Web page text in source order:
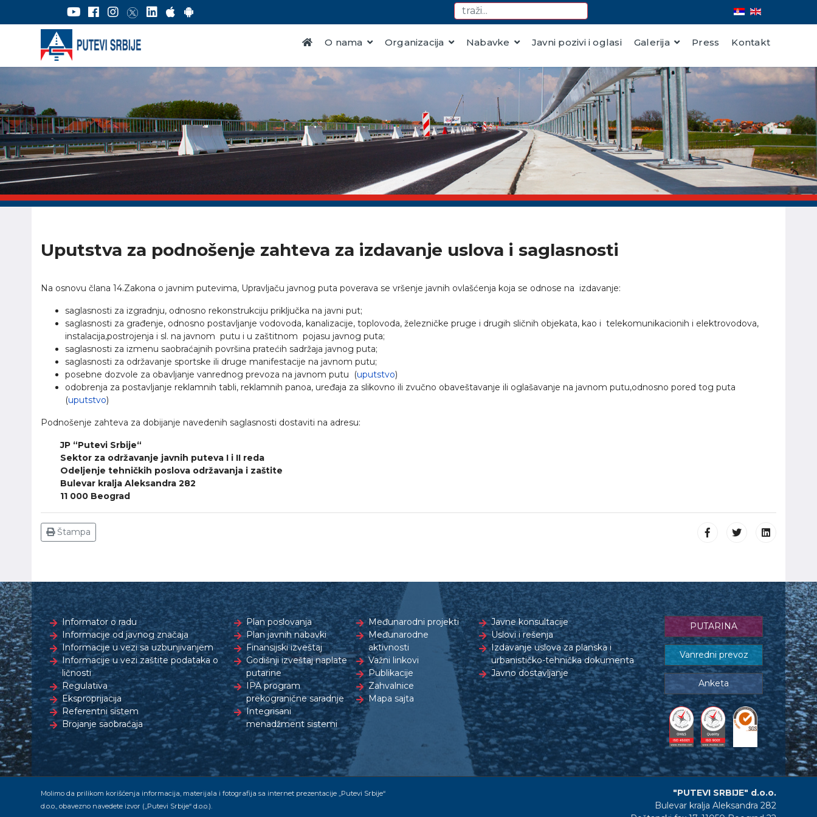
O nama Organizacija Nabavke Javni pozivi i oglasi Galerija Press Kontakt
Uputstva za podnošenje zahteva za izdavanje uslova i saglasnosti
Na osnovu člana 14.Zakona o javnim putevima, Upravljaču javnog puta poverava se vršenje javnih ovlašćenja koja se odnose na izdavanje:
saglasnosti za izgradnju, odnosno rekonstrukciju priključka na javni put;
saglasnosti za građenje, odnosno postavljanje vodovoda, kanalizacije, toplovoda, železničke pruge i drugih sličnih objekata, kao i telekomunikacionih i elektrovodova,
instalacija,postrojenja i sl. na javnom putu i u zaštitnom pojasu javnog puta;
saglasnosti za izmenu saobraćajnih površina pratećih sadržaja javnog puta;
saglasnosti za održavanje sportske ili druge manifestacije na javnom putu;
posebne dozvole za obavljanje vanrednog prevoza na javnom putu (uputstvo)
odobrenja za postavljanje reklamnih tabli, reklamnih panoa, uređaja za slikovno ili zvučno obaveštavanje ili oglašavanje na javnom putu,odnosno pored tog puta
(uputstvo)
Podnošenje zahteva za dobijanje navedenih saglasnosti dostaviti na adresu:
JP “Putevi Srbije“
Sektor za održavanje javnih puteva I i II reda
Odeljenje tehničkih poslova održavanja i zaštite
Bulevar kralja Aleksandra 282
11 000 Beograd
Štampa
Informator o radu
Informacije od javnog značaja
Informacije u vezi sa uzbunjivanjem
Informacije u vezi zaštite podataka o
ličnosti
Regulativa
Eksproprijacija
Referentni sistem
Brojanje saobraćaja
Plan poslovanja
Plan javnih nabavki
Finansijski izveštaj
Godišnji izveštaj naplate
putarine
IPA program
prekogranične saradnje
Integrisani
menadžment sistemi
Međunarodni projekti
Međunarodne
aktivnosti
Važni linkovi
Publikacije
Zahvalnice
Mapa sajta
Javne konsultacije
Uslovi i rešenja
Izdavanje uslova za planska i
urbanističko-tehnička dokumenta
Javno dostavljanje
PUTARINA
Vanredni prevoz
Anketa
Molimo da prilikom korišćenja informacija, materijala i fotografija sa internet prezentacije „Putevi Srbije“
d.o.o., obavezno navedete izvor („Putevi Srbije“ d.o.o.).
"PUTEVI SRBIJE" d.o.o.
Bulevar kralja Aleksandra 282